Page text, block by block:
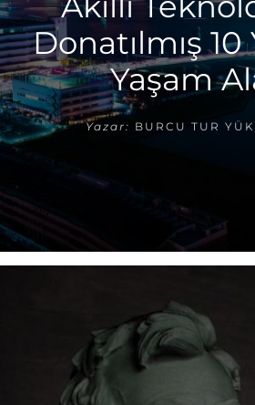
Donatılmış
Yaşam
Yazar: BURCU TUR